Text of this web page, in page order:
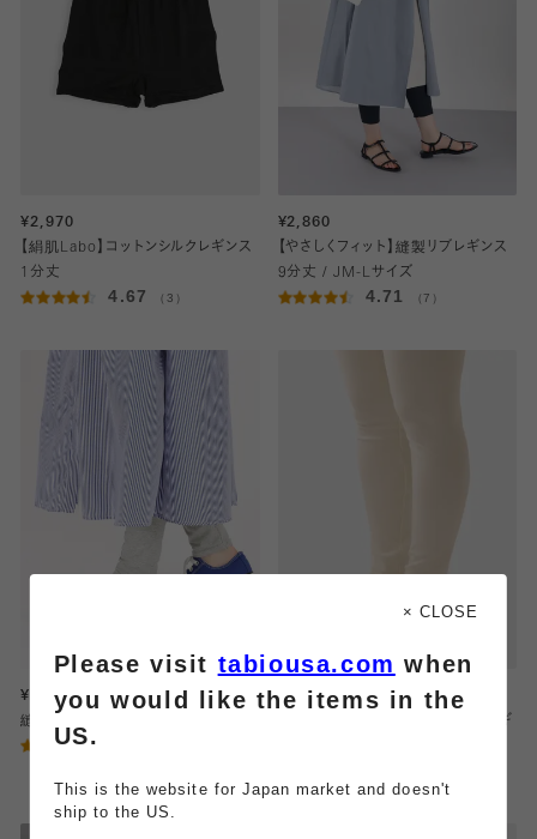
¥2,970
【絹肌Labo】コットンシルクレギンス
1分丈
4.67 （3）
¥2,860
【やさしくフィット】縫製リブレギンス
9分丈 / JM-Lサイズ
4.71 （7）
¥2,420
縫製無地薄手レギンス10分丈
¥3,300
【綿100％裏起毛】あったか縫製レギ
× CLOSE
Please visit tabiousa.com when
you would like the items in the
US.
This is the website for Japan market and doesn't
ship to the US.